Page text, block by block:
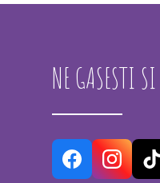
NE GASESTI